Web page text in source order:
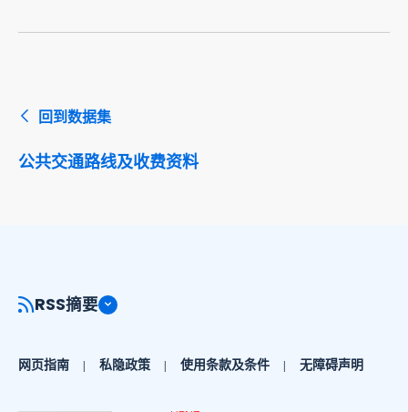
回到数据集
公共交通路线及收费资料
RSS摘要
网页指南 私隐政策 使用条款及条件 无障碍声明